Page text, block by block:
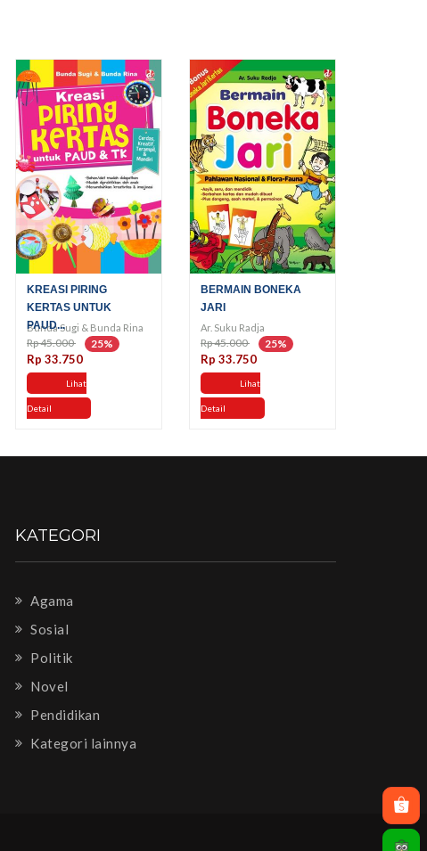
KREASI PIRING
KERTAS UNTUK
PAUD...
Bunda Sugi & Bunda Rina
Rp 45.000 25%
Rp 33.750
Lihat
Detail
BERMAIN BONEKA
JARI
Ar. Suku Radja
Rp 45.000 25%
Rp 33.750
Lihat
Detail
KATEGORI
Agama
Sosial
Politik
Novel
Pendidikan
Kategori lainnya